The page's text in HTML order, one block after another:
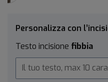
Personalizza con
Testo incisione fibbia